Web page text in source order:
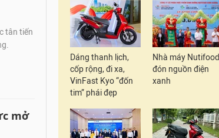
tân tiến
mở
Dáng thanh lịch,
cốp rộng, đi xa,
VinFast Kyo “đốn
tim” phái đẹp
Nhà máy Nutifood
đón nguồn điện
xanh